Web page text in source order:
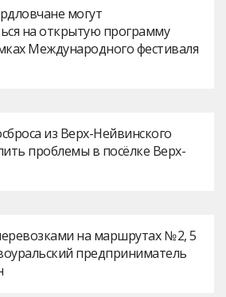
могут
на открытую программу
Международного фестиваля
из Верх-Нейвинского
проблемы в посёлке Верх-
на маршрутах № 2, 5
предприниматель